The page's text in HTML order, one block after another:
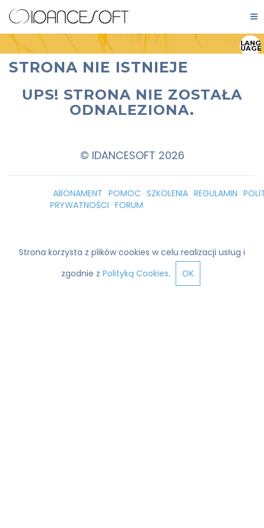
LANG
UAGE
STRONA NIE ISTNIEJE
UPS! STRONA NIE ZOSTAŁA
ODNALEZIONA.
© IDANCESOFT 2026
ABONAMENT POMOC SZKOLENIA REGULAMIN
PRYWATNOŚCI FORUM
Strona korzysta z plików cookies w celu realizacji usług i
zgodnie z Polityką Cookies. OK